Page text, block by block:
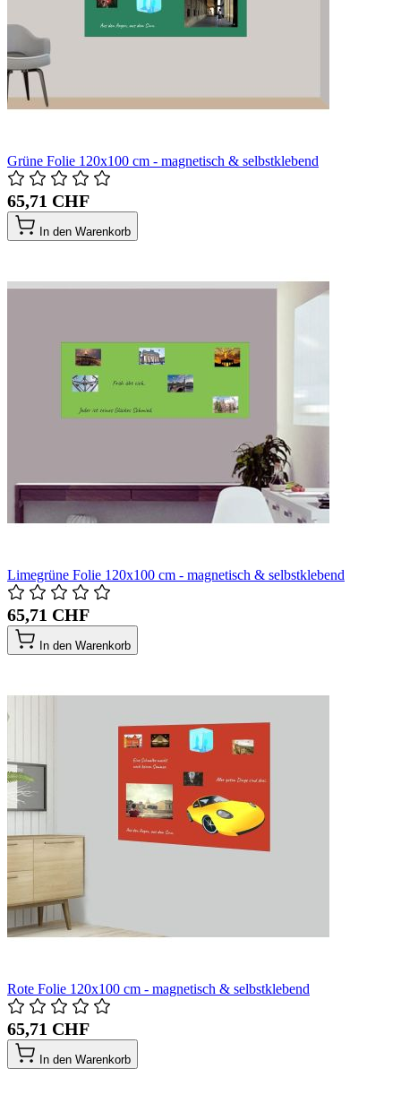
Grüne Folie 120x100 cm - magnetisch & selbstklebend
65,71 CHF
In den Warenkorb
Limegrüne Folie 120x100 cm - magnetisch & selbstklebend
65,71 CHF
In den Warenkorb
Rote Folie 120x100 cm - magnetisch & selbstklebend
65,71 CHF
In den Warenkorb